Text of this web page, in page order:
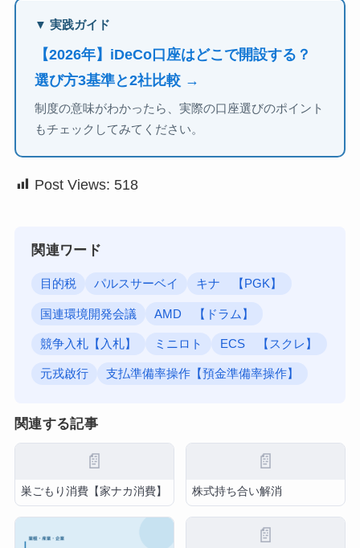
▼ 実践ガイド
【2026年】iDeCo口座はどこで開設する？
選び方3基準と2社比較 →
制度の意味がわかったら、実際の口座選びのポイント
もチェックしてみてください。
Post Views: 518
関連ワード
目的税 パルスサーベイ キナ 【PGK】
国連環境開発会議 AMD 【ドラム】
競争入札【入札】 ミニロト ECS 【スクレ】
元戎啟行 支払準備率操作【預金準備率操作】
関連する記事
📄
巣ごもり消費【家ナカ消費】
📄
株式持ち合い解消
📄